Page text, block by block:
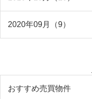
2020年09月（9）
おすすめ売買物件